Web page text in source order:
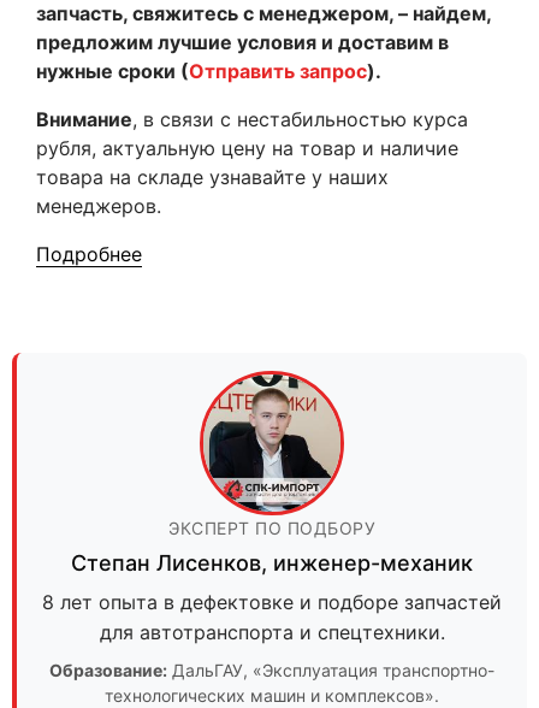
запчасть, свяжитесь с менеджером, – найдем,
предложим лучшие условия и доставим в
нужные сроки (Отправить запрос).
Внимание, в связи с нестабильностью курса
рубля, актуальную цену на товар и наличие
товара на складе узнавайте у наших
менеджеров.
Подробнее
ЭКСПЕРТ ПО ПОДБОРУ
Степан Лисенков, инженер-механик
8 лет опыта в дефектовке и подборе запчастей
для автотранспорта и спецтехники.
Образование: ДальГАУ, «Эксплуатация транспортно-
технологических машин и комплексов».